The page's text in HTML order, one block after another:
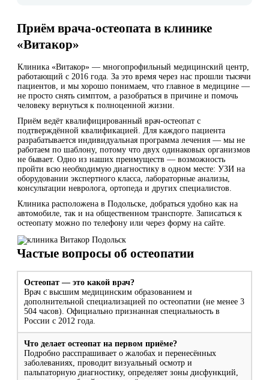
Приём врача-остеопата в клинике
«Витакор»
Клиника «Витакор» — многопрофильный медицинский центр,
работающий с 2016 года. За это время через нас прошли тысячи
пациентов, и мы хорошо понимаем, что главное в медицине —
не просто снять симптом, а разобраться в причине и помочь
человеку вернуться к полноценной жизни.
Приём ведёт квалифицированный врач-остеопат с
подтверждённой квалификацией. Для каждого пациента
разрабатывается индивидуальная программа лечения — мы не
работаем по шаблону, потому что двух одинаковых организмов
не бывает. Одно из наших преимуществ — возможность
пройти всю необходимую диагностику в одном месте: УЗИ на
оборудовании экспертного класса, лабораторные анализы,
консультации невролога, ортопеда и других специалистов.
Клиника расположена в Подольске, добраться удобно как на
автомобиле, так и на общественном транспорте. Записаться к
остеопату можно по телефону или через форму на сайте.
Частые вопросы об остеопатии
Остеопат — это какой врач?
Врач с высшим медицинским образованием и
дополнительной специализацией по остеопатии (не менее 3
504 часов). Официально признанная специальность в
России с 2012 года.
Что делает остеопат на первом приёме?
Подробно расспрашивает о жалобах и перенесённых
заболеваниях, проводит визуальный осмотр и
пальпаторную диагностику, определяет зоны дисфункций,